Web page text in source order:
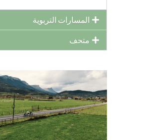
المسارات التربوية
متحف